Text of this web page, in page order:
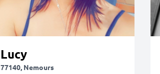
Lucy
77140, Nemours